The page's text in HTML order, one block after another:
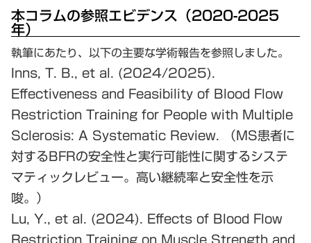
本コラムの参照エビデンス（2020-2025
年）
執筆にあたり、以下の主要な学術報告を参照しました。
Inns, T. B., et al. (2024/2025).
Effectiveness and Feasibility of Blood Flow
Restriction Training for People with Multiple
Sclerosis: A Systematic Review. （MS患者に
対するBFRの安全性と実行可能性に関するシステ
マティックレビュー。高い継続率と安全性を示
唆。）
Lu, Y., et al. (2024). Effects of Blood Flow